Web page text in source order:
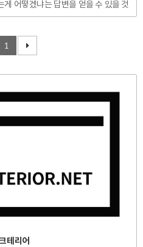
어떻겠냐는 답변을 얻을 수 있을 것
팔린 PC스피커, 오디오엔진 A2. 화
색상을 지닌 노트북 옆에 두었을 때
것으로도 유명한데, 사운드 또한 많은
1
테리어